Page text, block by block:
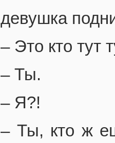
девушка
– Это кто тут
– Ты.
– Я?!
– Ты, кто ж